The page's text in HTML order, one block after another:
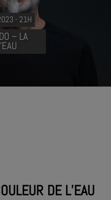
- 21H
– LA
DE L’EAU